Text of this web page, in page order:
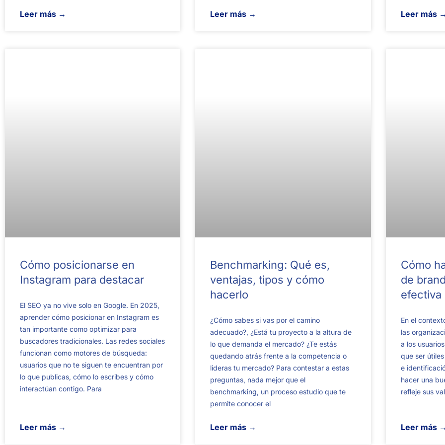
Leer más → Leer más → Leer más
Cómo posicionarse en
Instagram para destacar
El SEO ya no vive solo en Google. En 2025,
aprender cómo posicionar en Instagram es
tan importante como optimizar para
buscadores tradicionales. Las redes sociales
funcionan como motores de búsqueda:
usuarios que no te siguen te encuentran por
lo que publicas, cómo lo escribes y cómo
interactúan contigo. Para
Leer más →
Benchmarking: Qué es,
ventajas, tipos y cómo
hacerlo
¿Cómo sabes si vas por el camino
adecuado?, ¿Está tu proyecto a la altura de
lo que demanda el mercado? ¿Te estás
quedando atrás frente a la competencia o
lideras tu mercado? Para contestar a estas
preguntas, nada mejor que el
benchmarking, un proceso estudio que te
permite conocer el
Leer más →
Cómo
de
efectiva
En el
las
a los
que ser
e
hacer una
refleje sus
Leer más